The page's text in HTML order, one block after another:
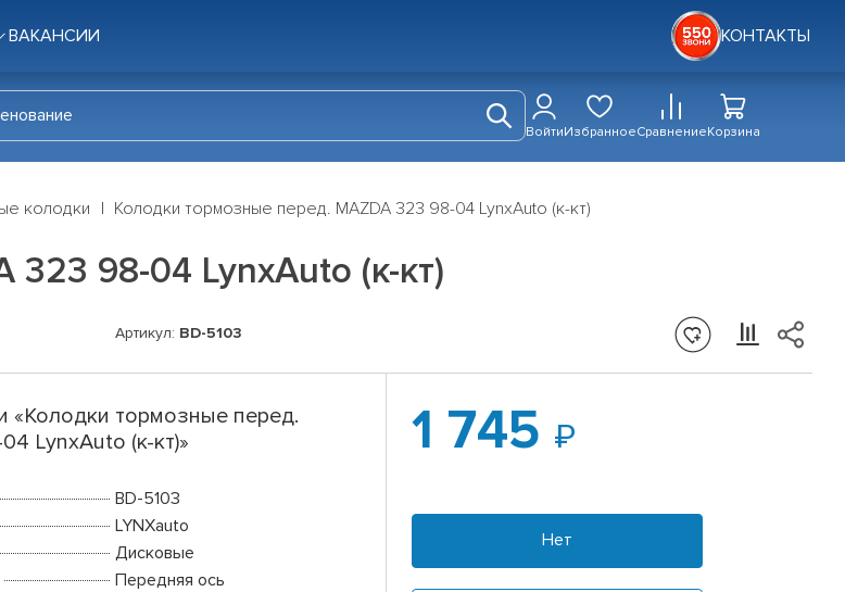
ВАКАНСИИ КОНТАКТЫ
ВойтиИзбранноеСравнениеКорзина
колодки Колодки тормозные перед. MAZDA 323 98-04 LynxAuto (к-кт)
98-04 LynxAuto (к-кт)
Артикул: BD-5103
«Колодки тормозные перед.
LynxAuto (к-кт)»
BD-5103
LYNXauto
Дисковые
Передняя ось
1 745
Нет